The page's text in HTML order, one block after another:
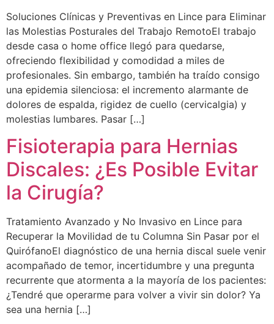
Soluciones Clínicas y Preventivas en Lince para Eliminar
las Molestias Posturales del Trabajo RemotoEl trabajo
desde casa o home office llegó para quedarse,
ofreciendo flexibilidad y comodidad a miles de
profesionales. Sin embargo, también ha traído consigo
una epidemia silenciosa: el incremento alarmante de
dolores de espalda, rigidez de cuello (cervicalgia) y
molestias lumbares. Pasar […]
Fisioterapia para Hernias
Discales: ¿Es Posible Evitar
la Cirugía?
Tratamiento Avanzado y No Invasivo en Lince para
Recuperar la Movilidad de tu Columna Sin Pasar por el
QuirófanoEl diagnóstico de una hernia discal suele venir
acompañado de temor, incertidumbre y una pregunta
recurrente que atormenta a la mayoría de los pacientes:
¿Tendré que operarme para volver a vivir sin dolor? Ya
sea una hernia […]